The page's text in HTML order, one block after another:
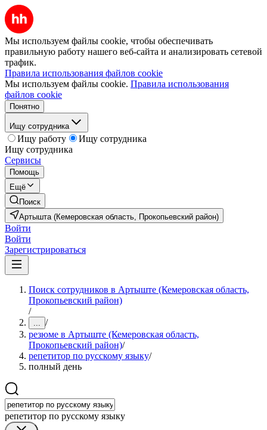
Мы используем файлы cookie, чтобы обеспечивать
правильную работу нашего веб-сайта и анализировать сетевой
трафик.
Правила использования файлов cookie
Мы используем файлы cookie. Правила использования
файлов cookie
Понятно
Ищу сотрудника
Ищу работу
Ищу сотрудника
Ищу сотрудника
Сервисы
Помощь
Ещё
Поиск
Артышта (Кемеровская область, Прокопьевский район)
Войти
Войти
Зарегистрироваться
Поиск сотрудников в Артыште (Кемеровская область,
Прокопьевский район)
/
... /
резюме в Артыште (Кемеровская область,
Прокопьевский район)/
репетитор по русскому языку/
полный день
репетитор по русскому языку